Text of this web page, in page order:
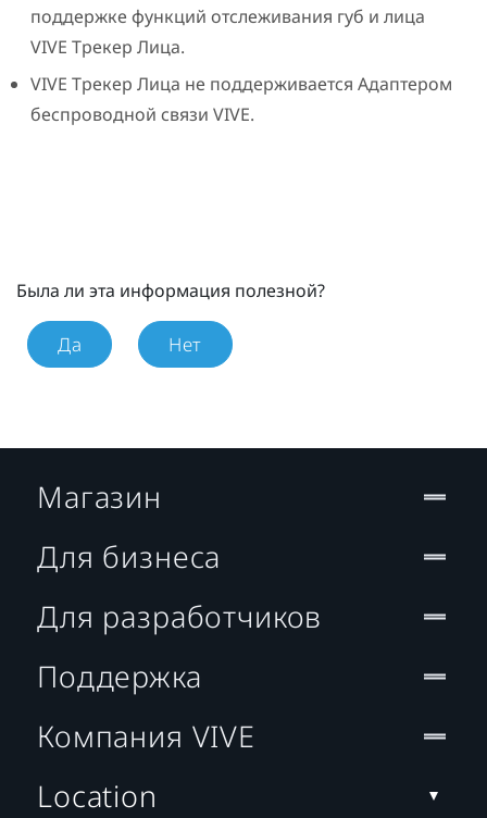
поддержке функций отслеживания губ и лица
VIVE Трекер Лица.
VIVE Трекер Лица не поддерживается Адаптером
беспроводной связи VIVE.
Была ли эта информация полезной?
Да Нет
Магазин
Для бизнеса
Для разработчиков
Поддержка
Компания VIVE
Location